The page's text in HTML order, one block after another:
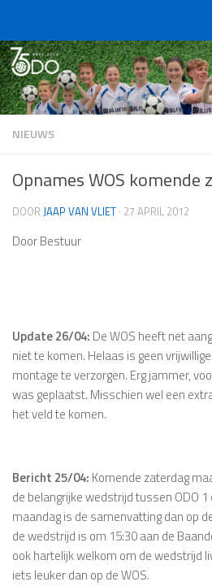
NIEUWS
Opnames WOS komende
DOOR JAAP VAN VLIET · 27 APRIL 2012
Door Bestuur
Update 26/04: De WOS heeft net
niet te komen. Helaas is geen
montage te verzorgen. Erg jammer,
was geplaatst. Misschien wel een
het veld te komen.
Bericht 25/04: Komende zaterdag
de belangrijke wedstrijd tussen ODO
maandag is de samenvatting dan op
de wedstrijd is om 15:30 aan de
ook hartelijk welkom om de wedstrijd
iets leuker dan op de WOS.